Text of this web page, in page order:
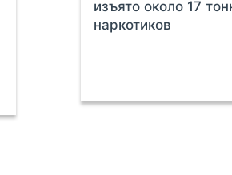
изъято около 17
наркотиков